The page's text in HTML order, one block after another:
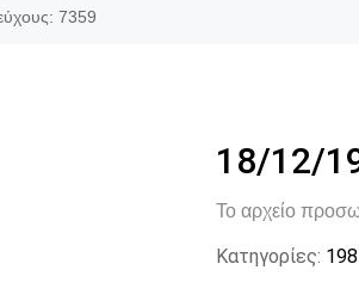
7359
18/12/
Το αρχείο
Κατηγορίες: